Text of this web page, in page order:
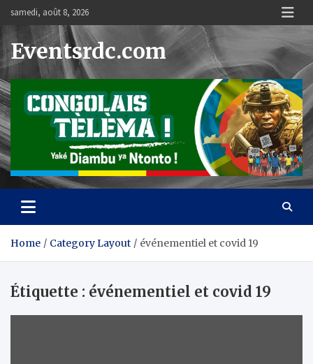
content
samedi, août 8, 2026
Eventsrdc.com
Home Category Layout événementiel et covid 19
Étiquette : événementiel et covid 19